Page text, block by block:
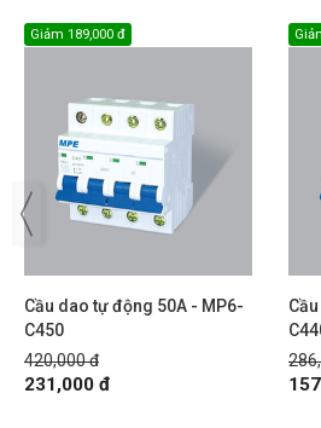
Cầu dao tự động 50A - MP6-
C450
420,000 đ
Giảm 189,000 đ
231,000 đ